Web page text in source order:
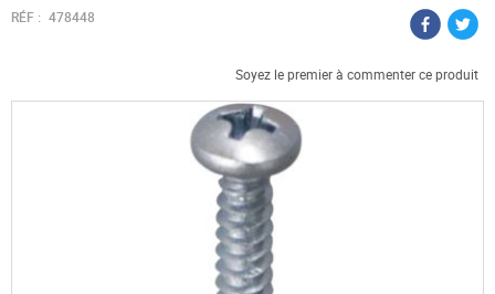
RÉF : 478448
Soyez le premier à commenter ce produit
Passer